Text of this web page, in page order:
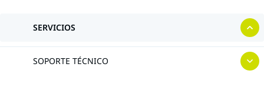
SERVICIOS
SOPORTE TÉCNICO